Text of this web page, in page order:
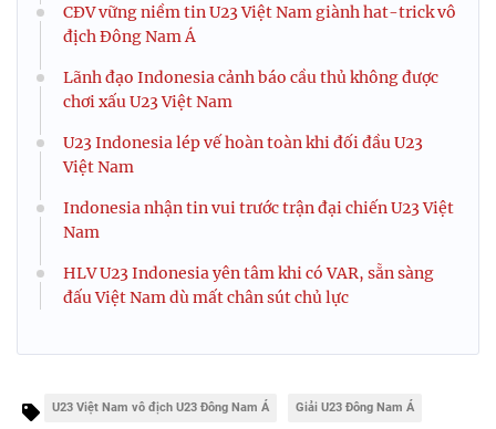
CĐV vững niềm tin U23 Việt Nam giành hat-trick vô
địch Đông Nam Á
Lãnh đạo Indonesia cảnh báo cầu thủ không được
chơi xấu U23 Việt Nam
U23 Indonesia lép vế hoàn toàn khi đối đầu U23
Việt Nam
Indonesia nhận tin vui trước trận đại chiến U23 Việt
Nam
HLV U23 Indonesia yên tâm khi có VAR, sẵn sàng
đấu Việt Nam dù mất chân sút chủ lực
U23 Việt Nam vô địch U23 Đông Nam Á Giải U23 Đông Nam Á